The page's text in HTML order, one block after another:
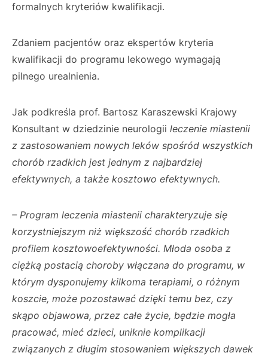
formalnych kryteriów kwalifikacji.
Zdaniem pacjentów oraz ekspertów kryteria
kwalifikacji do programu lekowego wymagają
pilnego urealnienia.
Jak podkreśla prof. Bartosz Karaszewski Krajowy
Konsultant w dziedzinie neurologii leczenie miastenii
z zastosowaniem nowych leków spośród wszystkich
chorób rzadkich jest jednym z najbardziej
efektywnych, a także kosztowo efektywnych.
– Program leczenia miastenii charakteryzuje się
korzystniejszym niż większość chorób rzadkich
profilem kosztowoefektywności. Młoda osoba z
ciężką postacią choroby włączana do programu, w
którym dysponujemy kilkoma terapiami, o różnym
koszcie, może pozostawać dzięki temu bez, czy
skąpo objawowa, przez całe życie, będzie mogła
pracować, mieć dzieci, uniknie komplikacji
związanych z długim stosowaniem większych dawek